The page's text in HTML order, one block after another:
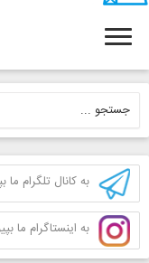
به کانال تلگرام ما
به اینستاگرام ما